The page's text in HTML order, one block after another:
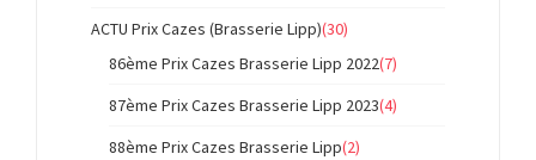
ACTU Prix Cazes (Brasserie Lipp)(30)
86ème Prix Cazes Brasserie Lipp 2022(7)
87ème Prix Cazes Brasserie Lipp 2023(4)
88ème Prix Cazes Brasserie Lipp(2)